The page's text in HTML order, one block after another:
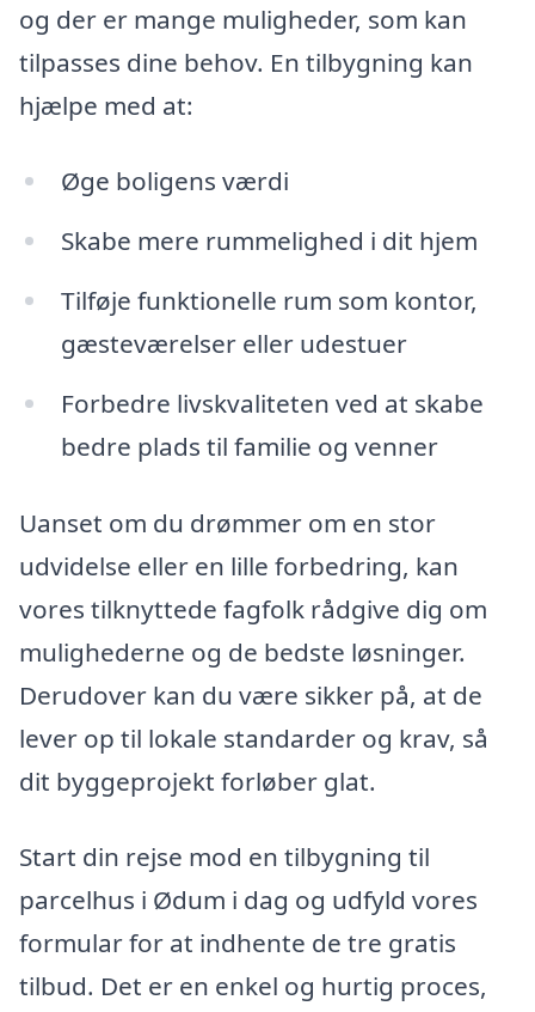
og der er mange muligheder, som kan
tilpasses dine behov. En tilbygning kan
hjælpe med at:
Øge boligens værdi
Skabe mere rummelighed i dit hjem
Tilføje funktionelle rum som kontor,
gæsteværelser eller udestuer
Forbedre livskvaliteten ved at skabe
bedre plads til familie og venner
Uanset om du drømmer om en stor
udvidelse eller en lille forbedring, kan
vores tilknyttede fagfolk rådgive dig om
mulighederne og de bedste løsninger.
Derudover kan du være sikker på, at de
lever op til lokale standarder og krav, så
dit byggeprojekt forløber glat.
Start din rejse mod en tilbygning til
parcelhus i Ødum i dag og udfyld vores
formular for at indhente de tre gratis
tilbud. Det er en enkel og hurtig proces,